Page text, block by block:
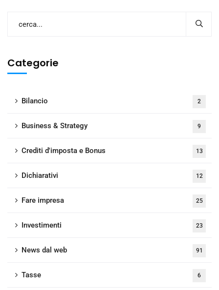
Categorie
Bilancio 2
Business & Strategy 9
Crediti d'imposta e Bonus 13
Dichiarativi 12
Fare impresa 25
Investimenti 23
News dal web 91
Tasse 6